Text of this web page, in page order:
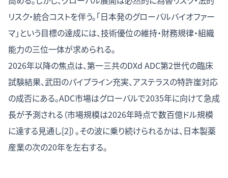
リスク・統合コストを伴う。「日本発のグローバルバイオファー
マ」という目標の達成には、技術優位の維持・財務規律・組織
能力の三位一体が求められる。
2026年以降の焦点は、第一三共のDXd ADC第2世代の臨床
試験結果、武田のパイプライン充実、アステラスの特許崖対応
の成否にある。ADC市場はグローバルで2035年に向けて急成
長が予測される（市場規模は2026年時点で数百億ドル規模
に達する見通し[2]）。その波に乗り続けられるかは、日本製薬
産業の次の20年を左右する。